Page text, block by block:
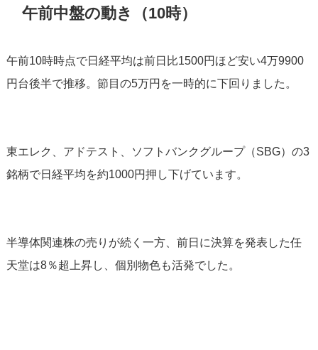
午前中盤の動き（10時）
午前10時時点で日経平均は前日比1500円ほど安い4万9900
円台後半で推移。節目の5万円を一時的に下回りました。
東エレク、アドテスト、ソフトバンクグループ（SBG）の3
銘柄で日経平均を約1000円押し下げています。
半導体関連株の売りが続く一方、前日に決算を発表した任
天堂は8％超上昇し、個別物色も活発でした。